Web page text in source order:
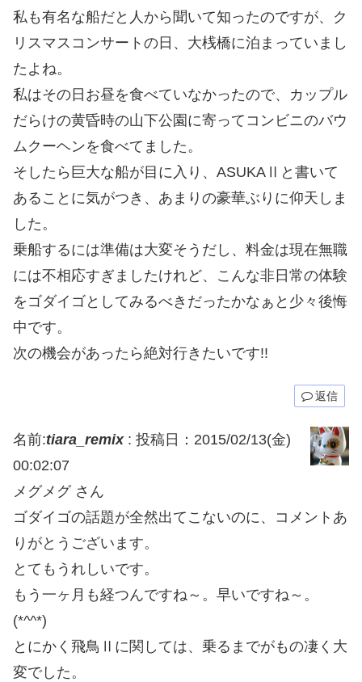
私も有名な船だと人から聞いて知ったのですが、ク
リスマスコンサートの日、大桟橋に泊まっていまし
たよね。
私はその日お昼を食べていなかったので、カップル
だらけの黄昏時の山下公園に寄ってコンビニのバウ
ムクーヘンを食べてました。
そしたら巨大な船が目に入り、ASUKAⅡと書いて
あることに気がつき、あまりの豪華ぶりに仰天しま
した。
乗船するには準備は大変そうだし、料金は現在無職
には不相応すぎましたけれど、こんな非日常の体験
をゴダイゴとしてみるべきだったかなぁと少々後悔
中です。
次の機会があったら絶対行きたいです!!
返信
名前:tiara_remix: 投稿日：2015/02/13(金)
00:02:07
メグメグ さん
ゴダイゴの話題が全然出てこないのに、コメントあ
りがとうございます。
とてもうれしいです。
もう一ヶ月も経つんですね～。早いですね～。
(*^^*)
とにかく飛鳥Ⅱに関しては、乗るまでがもの凄く大
変でした。